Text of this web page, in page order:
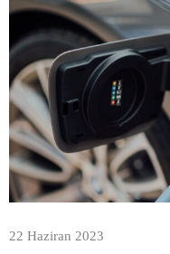
22 Haziran 2023